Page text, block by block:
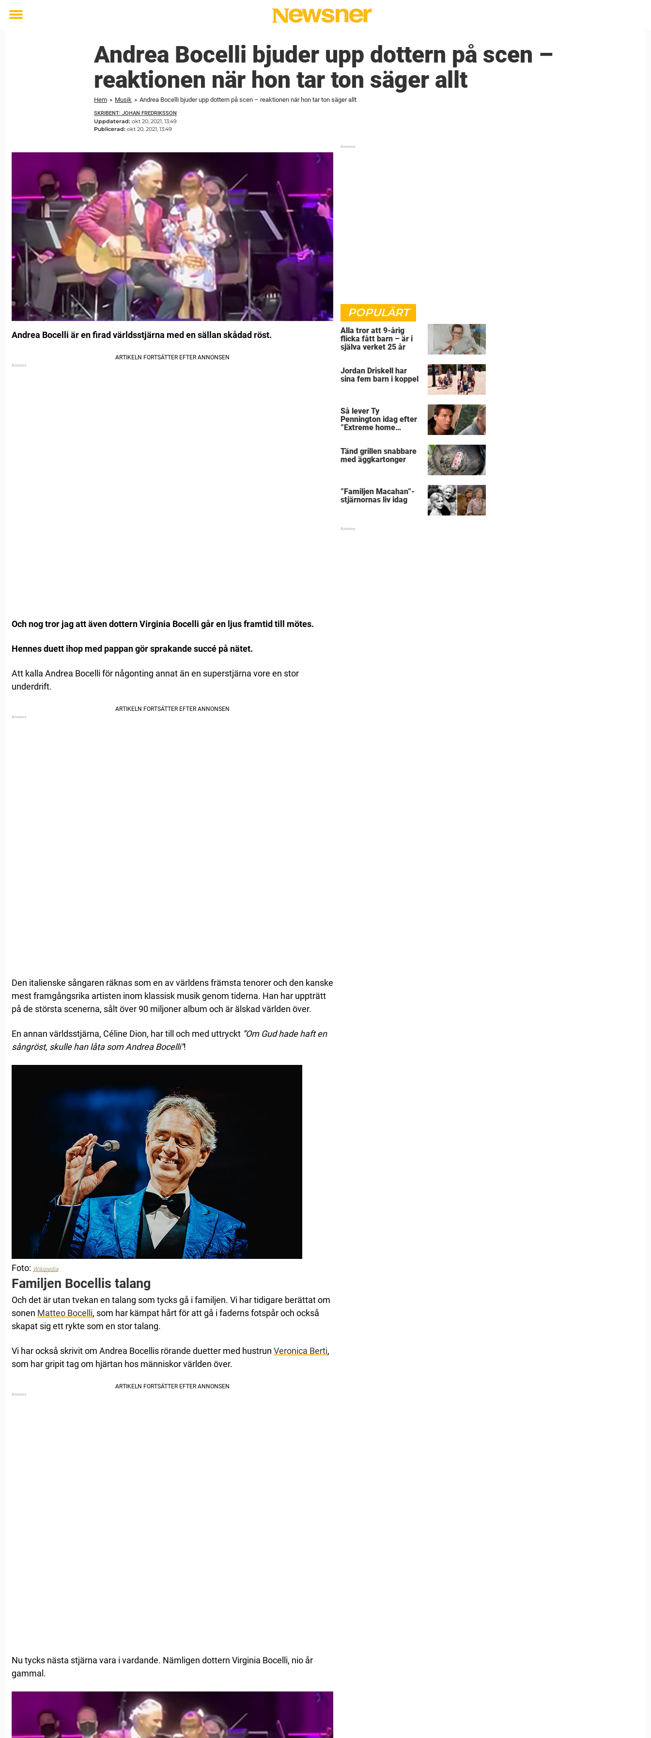
Toggle
Andrea Bocelli bjuder upp dottern på scen –
reaktionen när hon tar ton säger allt
Hem » Musik » Andrea Bocelli bjuder upp dottern på scen – reaktionen när hon tar ton säger allt
SKRIBENT: JOHAN FREDRIKSSON
Uppdaterad: okt 20, 2021, 13:49
Publicerad: okt 20, 2021, 13:49
Andrea Bocelli är en firad världsstjärna med en sällan skådad röst.
Och nog tror jag att även dottern Virginia Bocelli går en ljus framtid till mötes.
Hennes duett ihop med pappan gör sprakande succé på nätet.
Att kalla Andrea Bocelli för någonting annat än en superstjärna vore en stor
underdrift.
Den italienske sångaren räknas som en av världens främsta tenorer och den kanske
mest framgångsrika artisten inom klassisk musik genom tiderna. Han har uppträtt
på de största scenerna, sålt över 90 miljoner album och är älskad världen över.
En annan världsstjärna, Céline Dion, har till och med uttryckt ”Om Gud hade haft en
sångröst, skulle han låta som Andrea Bocelli”!
Foto: Wikipedia
Familjen Bocellis talang
Och det är utan tvekan en talang som tycks gå i familjen. Vi har tidigare berättat om
sonen Matteo Bocelli, som har kämpat hårt för att gå i faderns fotspår och också
skapat sig ett rykte som en stor talang.
Vi har också skrivit om Andrea Bocellis rörande duetter med hustrun Veronica Berti,
som har gripit tag om hjärtan hos människor världen över.
Nu tycks nästa stjärna vara i vardande. Nämligen dottern Virginia Bocelli, nio år
gammal.
POPULÄRT
Alla tror att 9-årig
flicka fått barn – är i
själva verket 25 år
Jordan Driskell har
sina fem barn i koppel
Så lever Ty
Pennington idag efter
”Extreme home
Tänd grillen snabbare
med äggkartonger
”Familjen Macahan”-
stjärnornas liv idag